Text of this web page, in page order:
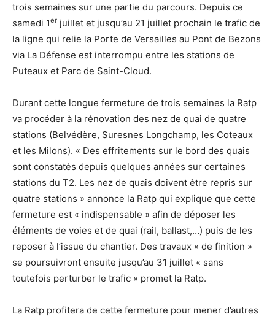
trois semaines sur une partie du parcours. Depuis ce
samedi 1er juillet et jusqu’au 21 juillet prochain le trafic de
la ligne qui relie la Porte de Versailles au Pont de Bezons
via La Défense est interrompu entre les stations de
Puteaux et Parc de Saint-Cloud.
Durant cette longue fermeture de trois semaines la Ratp
va procéder à la rénovation des nez de quai de quatre
stations (Belvédère, Suresnes Longchamp, les Coteaux
et les Milons). « Des effritements sur le bord des quais
sont constatés depuis quelques années sur certaines
stations du T2. Les nez de quais doivent être repris sur
quatre stations » annonce la Ratp qui explique que cette
fermeture est « indispensable » afin de déposer les
éléments de voies et de quai (rail, ballast,…) puis de les
reposer à l’issue du chantier. Des travaux « de finition »
se poursuivront ensuite jusqu’au 31 juillet « sans
toutefois perturber le trafic » promet la Ratp.
La Ratp profitera de cette fermeture pour mener d’autres